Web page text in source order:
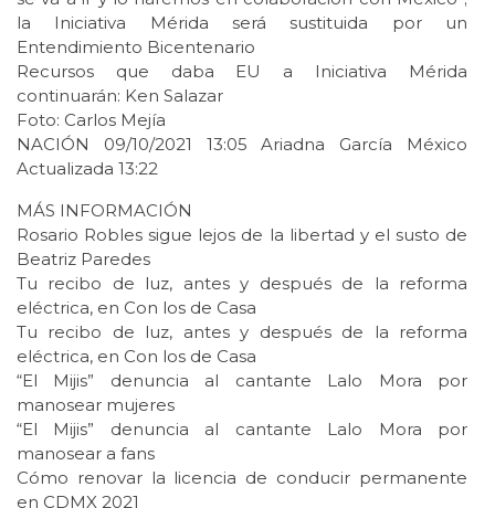
la Iniciativa Mérida será sustituida por un
Entendimiento Bicentenario
Recursos que daba EU a Iniciativa Mérida
continuarán: Ken Salazar
Foto: Carlos Mejía
NACIÓN 09/10/2021 13:05 Ariadna García México
Actualizada 13:22
MÁS INFORMACIÓN
Rosario Robles sigue lejos de la libertad y el susto de
Beatriz Paredes
Tu recibo de luz, antes y después de la reforma
eléctrica, en Con los de Casa
Tu recibo de luz, antes y después de la reforma
eléctrica, en Con los de Casa
“El Mijis” denuncia al cantante Lalo Mora por
manosear mujeres
“El Mijis” denuncia al cantante Lalo Mora por
manosear a fans
Cómo renovar la licencia de conducir permanente
en CDMX 2021